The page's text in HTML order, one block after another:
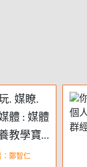
. 媒瞭.
體 : 媒體
教學寶
A
：鄭智仁